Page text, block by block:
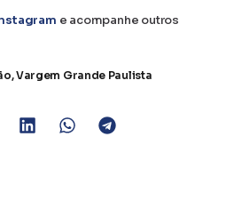
e acompanhe outros
,Vargem Grande Paulista